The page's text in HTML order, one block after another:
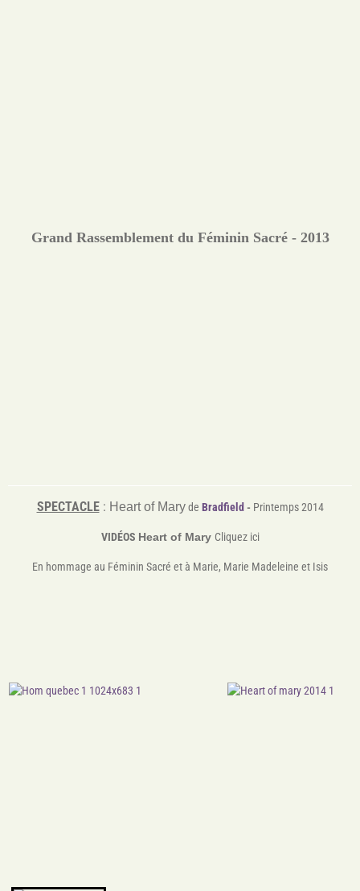
Grand Rassemblement du Féminin Sacré - 2013
SPECTACLE: Heart of Maryde Bradfield - Printemps 2014
VIDÉOS Heart of Mary Cliquez ici
En hommage au Féminin Sacré et à Marie, Marie Madeleine et Isis